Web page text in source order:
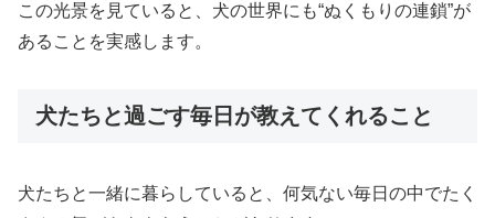
この光景を見ていると、犬の世界にも“ぬくもりの連鎖”が
あることを実感します。
犬たちと過ごす毎日が教えてくれること
犬たちと一緒に暮らしていると、何気ない毎日の中でたく